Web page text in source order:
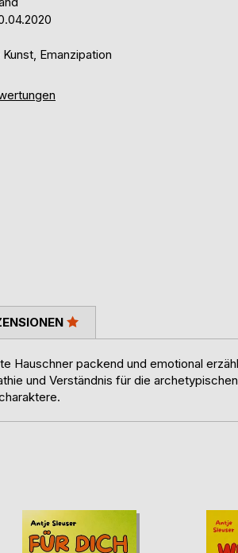
Emanzipation
Hauschner packend und emotional
und Verständnis für die